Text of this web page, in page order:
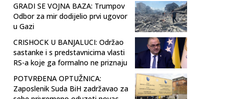
GRADI SE VOJNA BAZA: Trumpov
Odbor za mir dodijelio prvi ugovor
u Gazi
CRISHOCK U BANJALUCI: Održao
sastanke i s predstavnicima vlasti
RS-a koje ga formalno ne priznaju
POTVRĐENA OPTUŽNICA:
Zaposlenik Suda BiH zadržavao za